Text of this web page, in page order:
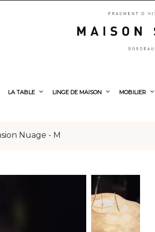
LA TABLE LINGE DE MAISON MOBILIER
Nuage - M